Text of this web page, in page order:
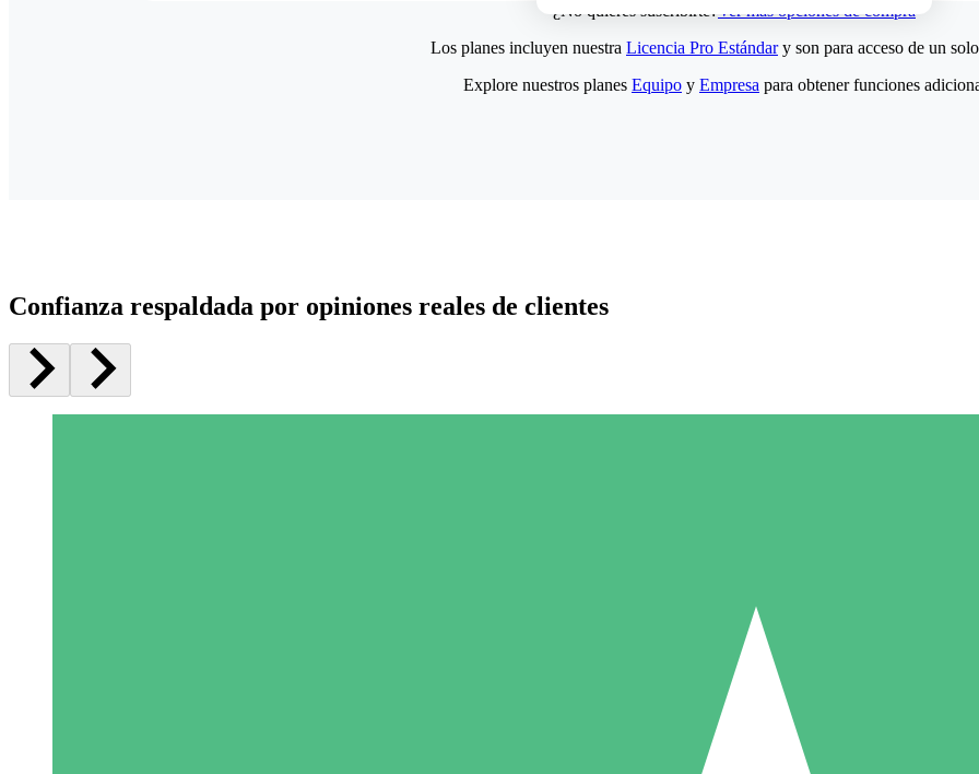
¿No quieres suscribirte?Ver más opciones de compra
5 Descargas
15
Los planes incluyen nuestra Licencia Pro Estándary son para acceso de un
Explore nuestros planes Equipo y Empresa para obtener funciones
Confianza respaldada por opiniones reales de clientes